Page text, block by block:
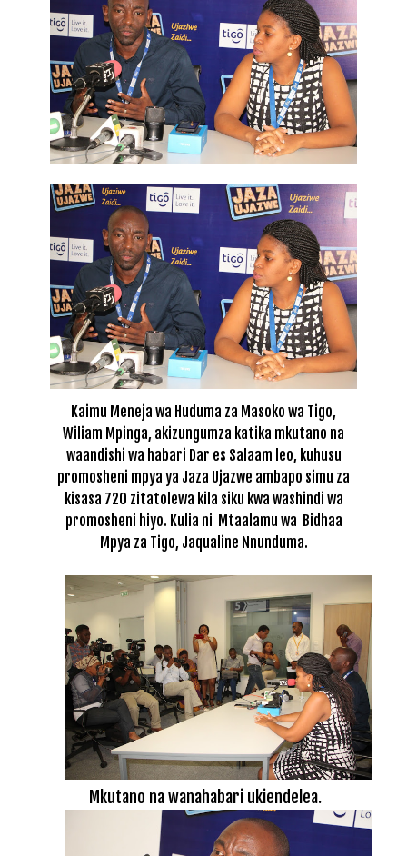
Kaimu Meneja wa Huduma za Masoko wa Tigo,
Wiliam Mpinga, akizungumza katika mkutano na
waandishi wa habari Dar es Salaam leo, kuhusu
promosheni mpya ya Jaza Ujazwe ambapo simu za
kisasa 720 zitatolewa kila siku kwa washindi wa
promosheni hiyo. Kulia ni Mtaalamu wa Bidhaa
Mpya za Tigo, Jaqualine Nnunduma.
Mkutano na wanahabari ukiendelea.